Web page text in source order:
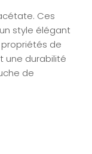
Ces
style élégant
de
une durabilité
de